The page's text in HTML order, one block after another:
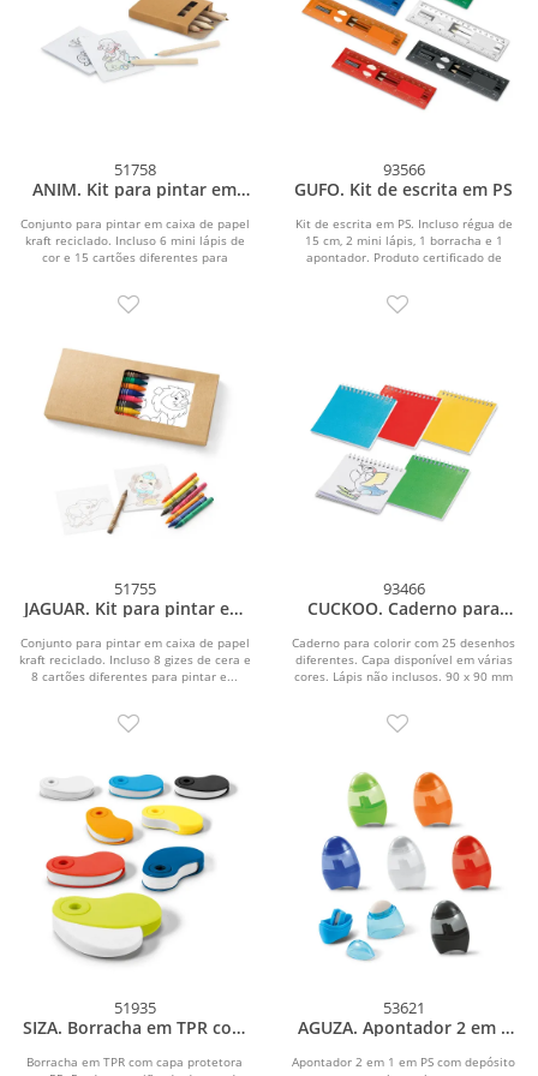
51758
ANIM. Kit para pintar em
reciclado
Conjunto para pintar em caixa de papel
kraft reciclado. Incluso 6 mini lápis de
cor e 15 cartões diferentes para
93566
GUFO. Kit de escrita em PS
Kit de escrita em PS. Incluso régua de
15 cm, 2 mini lápis, 1 borracha e 1
apontador. Produto certificado de
51755
JAGUAR. Kit para pintar em
Conjunto para pintar em caixa de papel
kraft reciclado. Incluso 8 gizes de cera e
8 cartões diferentes para pintar e...
93466
CUCKOO. Caderno para
diferentes
Caderno para colorir com 25 desenhos
diferentes. Capa disponível em várias
cores. Lápis não inclusos. 90 x 90 mm
51935
SIZA. Borracha em TPR com
Borracha em TPR com capa protetora
53621
AGUZA. Apontador 2 em 1
transparente e borracha
Apontador 2 em 1 em PS com depósito